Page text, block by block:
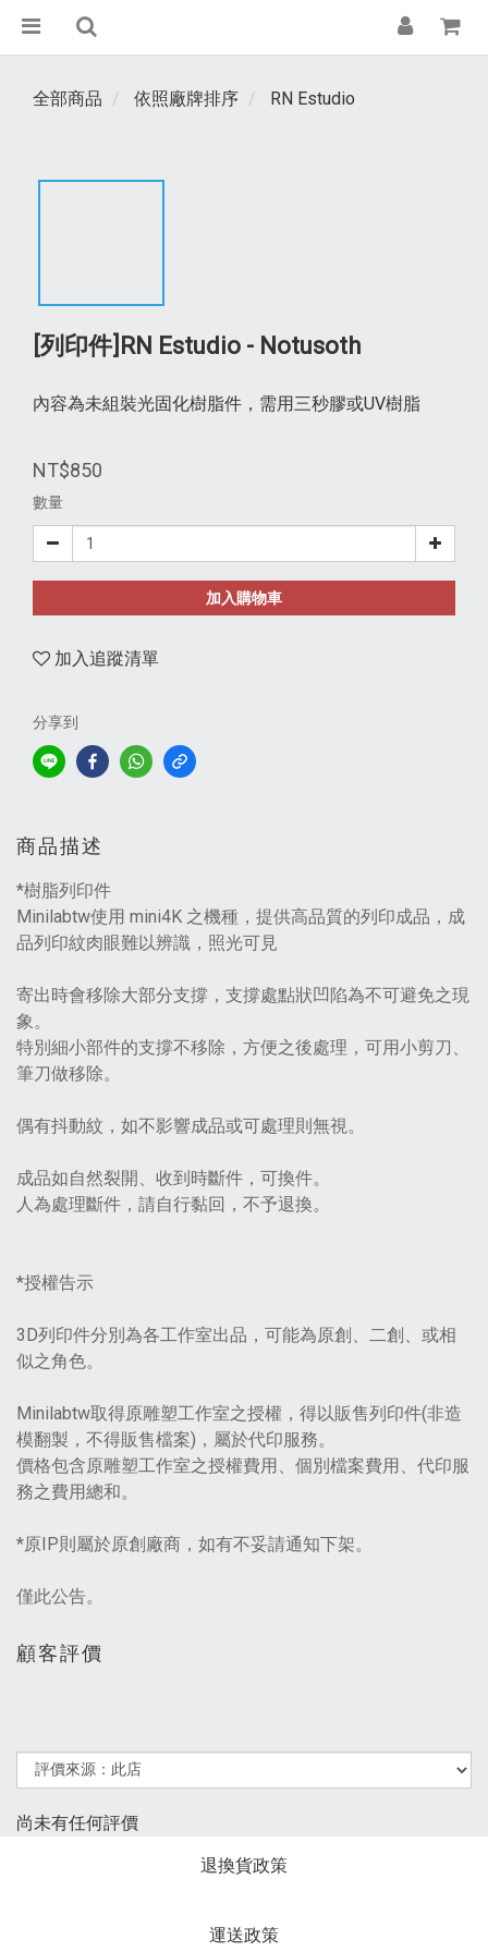
全部商品 依照廠牌排序 RN Estudio
[列印件]RN Estudio - Notusoth
內容為未組裝光固化樹脂件，需用三秒膠或UV樹脂
NT$850
數量
加入購物車
加入追蹤清單
分享到
商品描述
*樹脂列印件
Minilabtw使用 mini4K 之機種，提供高品質的列印成品，成
品列印紋肉眼難以辨識，照光可見
寄出時會移除大部分支撐，支撐處點狀凹陷為不可避免之現
象。
特別細小部件的支撐不移除，方便之後處理，可用小剪刀、
筆刀做移除。
偶有抖動紋，如不影響成品或可處理則無視。
成品如自然裂開、收到時斷件，可換件。
人為處理斷件，請自行黏回，不予退換。
*授權告示
3D列印件分別為各工作室出品，可能為原創、二創、或相
似之角色。
Minilabtw取得原雕塑工作室之授權，得以販售列印件(非造
模翻製，不得販售檔案)，屬於代印服務。
價格包含原雕塑工作室之授權費用、個別檔案費用、代印服
務之費用總和。
*原IP則屬於原創廠商，如有不妥請通知下架。
僅此公告。
顧客評價
尚未有任何評價
退換貨政策
運送政策